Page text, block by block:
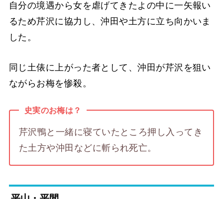
自分の境遇から女を虐げてきたよの中に一矢報い
るため芹沢に協力し、沖田や土方に立ち向かいま
した。
同じ土俵に上がった者として、沖田が芹沢を狙い
ながらお梅を惨殺。
史実のお梅は？
芹沢鴨と一緒に寝ていたところ押し入ってき
た土方や沖田などに斬られ死亡。